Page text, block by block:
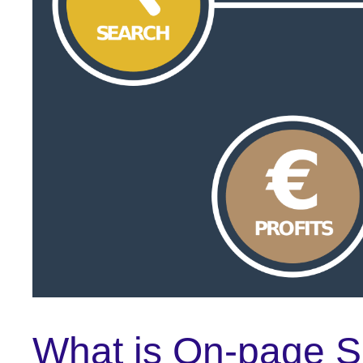
What is On-page